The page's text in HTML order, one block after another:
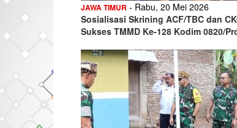
JAWA TIMUR - Rabu, 20 Mei 2026
Sosialisasi Skrining ACF/TBC dan
Sukses TMMD Ke-128 Kodim 0820/